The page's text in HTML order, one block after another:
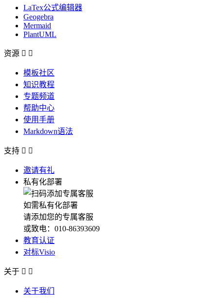
LaTex公式编辑器
Geogebra
Mermaid
PlantUML
资源  
模板社区
知识教程
专题频道
帮助中心
使用手册
Markdown语法
支持  
邀请有礼
私有化部署
如需私有化部署
请添加您的专属客服
或致电：010-86393609
教育认证
对标Visio
关于  
关于我们